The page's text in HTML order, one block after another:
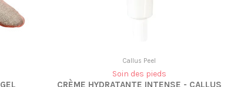
Callus Peel
Soin des pieds
CRÈME HYDRATANTE INTENSE - CALLUS